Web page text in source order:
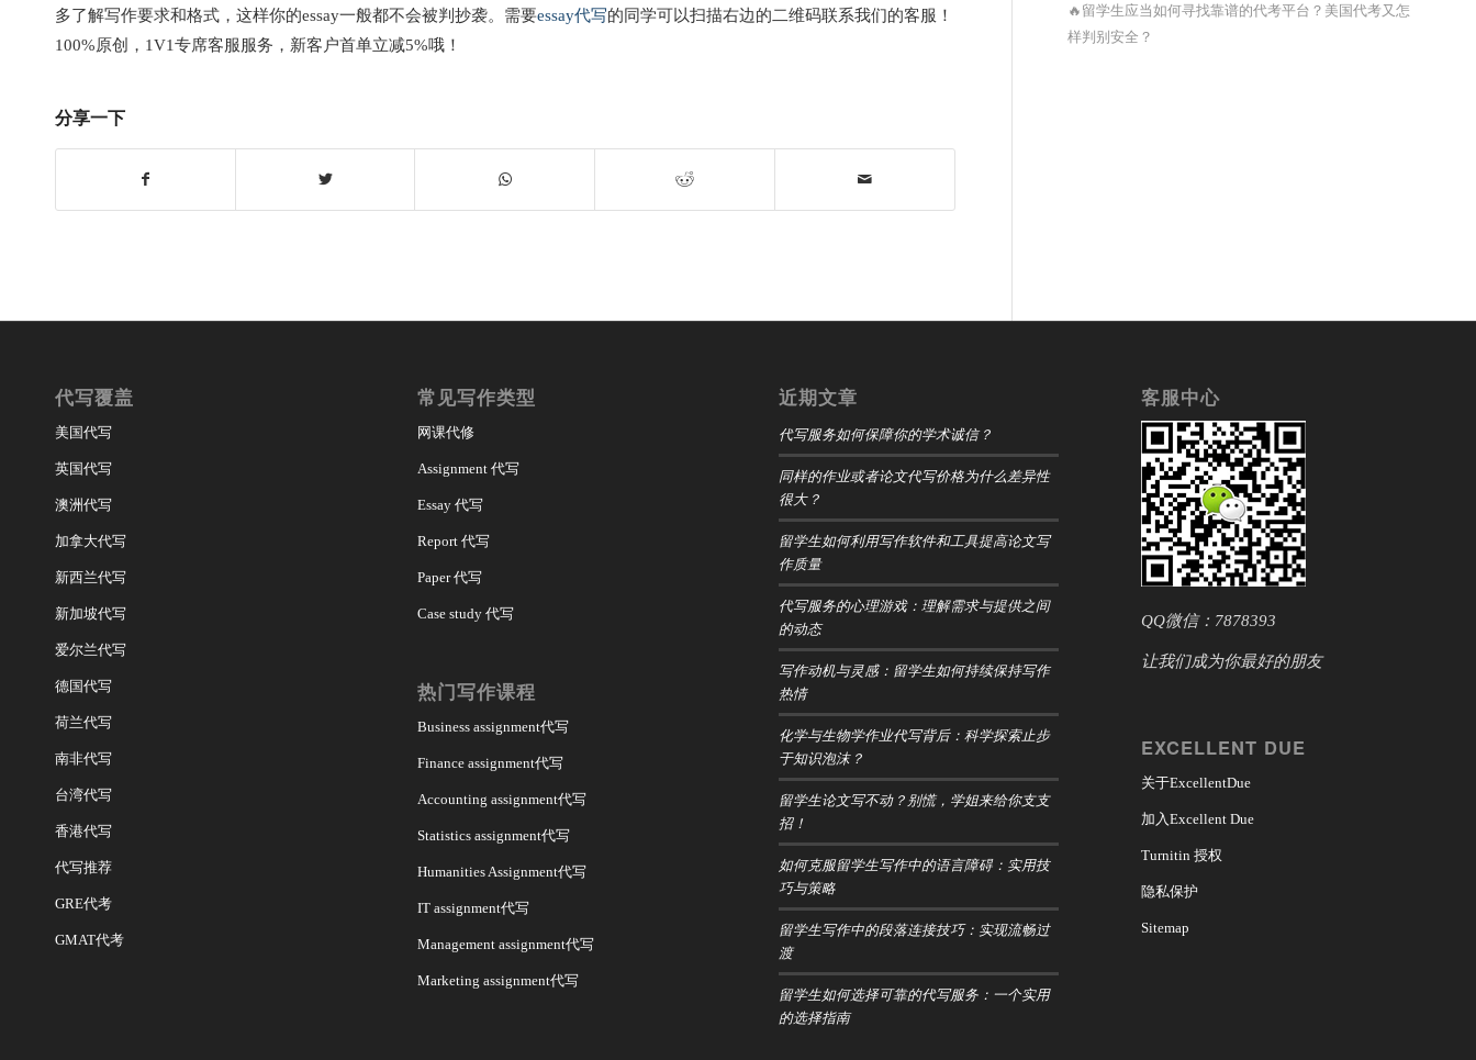
多了解写作要求和格式，这样你的essay一般都不会被判抄袭。需要essay代写的同学可以扫描右边的二维码联系我们的客服！
100%原创，1V1专席客服服务，新客户首单立减5%哦！
分享一下
🔥留学生应当如何寻找靠谱的代考平台？美国代考又怎
样判别安全？
代写覆盖
美国代写
英国代写
澳洲代写
加拿大代写
新西兰代写
新加坡代写
爱尔兰代写
德国代写
荷兰代写
南非代写
台湾代写
香港代写
代写推荐
GRE代考
GMAT代考
常见写作类型
网课代修
Assignment 代写
Essay 代写
Report 代写
Paper 代写
Case study 代写
热门写作课程
Business assignment代写
Finance assignment代写
Accounting assignment代写
Statistics assignment代写
Humanities Assignment代写
IT assignment代写
Management assignment代写
Marketing assignment代写
近期文章
代写服务如何保障你的学术诚信？
同样的作业或者论文代写价格为什么差异性
很大？
留学生如何利用写作软件和工具提高论文写
作质量
代写服务的心理游戏：理解需求与提供之间
的动态
写作动机与灵感：留学生如何持续保持写作
热情
化学与生物学作业代写背后：科学探索止步
于知识泡沫？
留学生论文写不动？别慌，学姐来给你支支
招！
如何克服留学生写作中的语言障碍：实用技
巧与策略
留学生写作中的段落连接技巧：实现流畅过
渡
留学生如何选择可靠的代写服务：一个实用
的选择指南
客服中心
QQ微信：7878393
让我们成为你最好的朋友
EXCELLENT DUE
关于ExcellentDue
加入Excellent Due
Turnitin 授权
隐私保护
Sitemap